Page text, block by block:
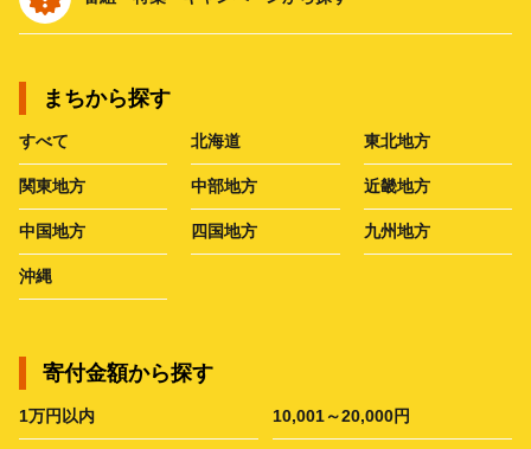
まちから探す
すべて 北海道 東北地方
関東地方 中部地方 近畿地方
中国地方 四国地方 九州地方
沖縄
寄付金額から探す
1万円以内 10,001～20,000円